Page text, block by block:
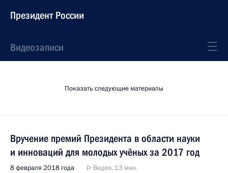
Президент России
Видеозаписи
Показать следующие материалы
Вручение премий Президента в области науки
и инноваций для молодых учёных за 2017 год
8 февраля 2018 года Видео, 13 мин.